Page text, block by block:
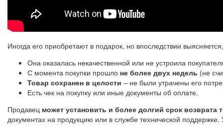
Иногда его приобретают в подарок, но впоследствии
Она оказалась некачественной или не устроила
С момента покупки прошло не более двух недель (не
Товар сохранен в целости – не были утрачены его
Есть чек на покупку или иные документы об оплате.
Продавец может установить и более долгий срок возврата
документах на продукцию или в службе технической